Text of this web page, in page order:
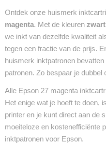
Ontdek onze huismerk
magenta. Met de kleuren zwart
we inkt van dezelfde kwaliteit
tegen een fractie van de prijs.
huismerk inktpatronen
patronen. Zo bespaar je dubbel
Alle Epson 27 magenta
Het enige wat je hoeft te doen,
printer en je kunt direct aan de
moeiteloze en kostenefficiënte
inktpatronen voor Epson.